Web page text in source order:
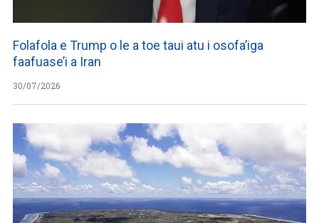
Folafola e Trump o le a toe taui atu i osofa’iga
faafuase’i a Iran
30/07/2026